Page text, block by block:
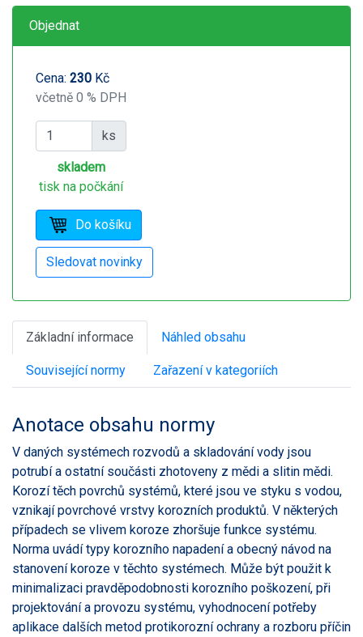
Objednat
Cena: 230 Kč
včetně 0 % DPH
ks
skladem
tisk na počkání
Základní informace Náhled obsahu
Související normy Zařazení v kategoriích
Anotace obsahu normy
V daných systémech rozvodů a skladování vody jsou
potrubí a ostatní součásti zhotoveny z mědi a slitin mědi.
Korozí těch povrchů systémů, které jsou ve styku s vodou,
vznikají povrchové vrstvy korozních produktů. V některých
případech se vlivem koroze zhoršuje funkce systému.
Norma uvádí typy korozního napadení a obecný návod na
stanovení koroze v těchto systémech. Může být použit k
minimalizaci pravděpodobnosti korozního poškození, při
projektování a provozu systému, vyhodnocení potřeby
aplikace dalších metod protikorozní ochrany a rozboru příčin